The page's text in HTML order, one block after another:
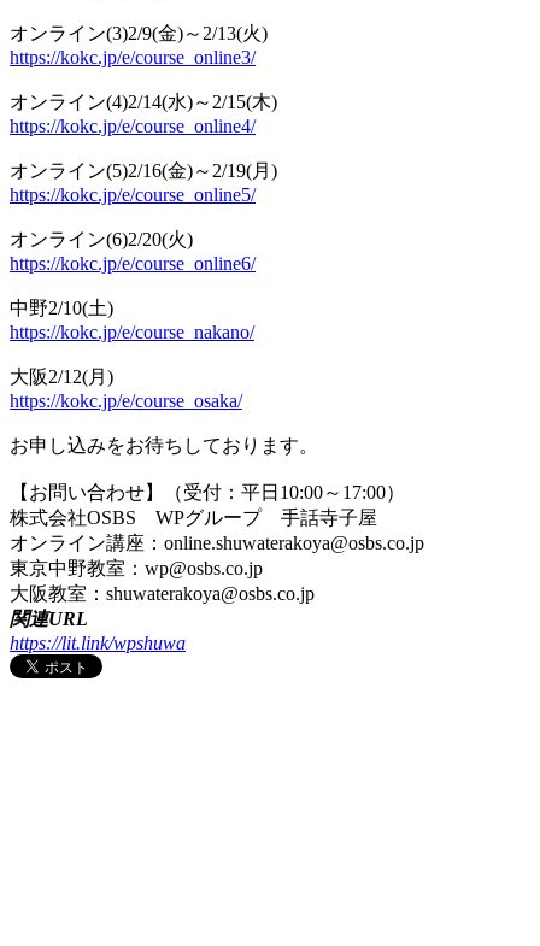
オンライン(3)2/9(金)～2/13(火)
https://kokc.jp/e/course_online3/
オンライン(4)2/14(水)～2/15(木)
https://kokc.jp/e/course_online4/
オンライン(5)2/16(金)～2/19(月)
https://kokc.jp/e/course_online5/
オンライン(6)2/20(火)
https://kokc.jp/e/course_online6/
中野2/10(土)
https://kokc.jp/e/course_nakano/
大阪2/12(月)
https://kokc.jp/e/course_osaka/
お申し込みをお待ちしております。
【お問い合わせ】（受付：平日10:00～17:00）
株式会社OSBS WPグループ 手話寺子屋
オンライン講座：online.shuwaterakoya@osbs.co.jp
東京中野教室：wp@osbs.co.jp
大阪教室：shuwaterakoya@osbs.co.jp
関連URL
https://lit.link/wpshuwa